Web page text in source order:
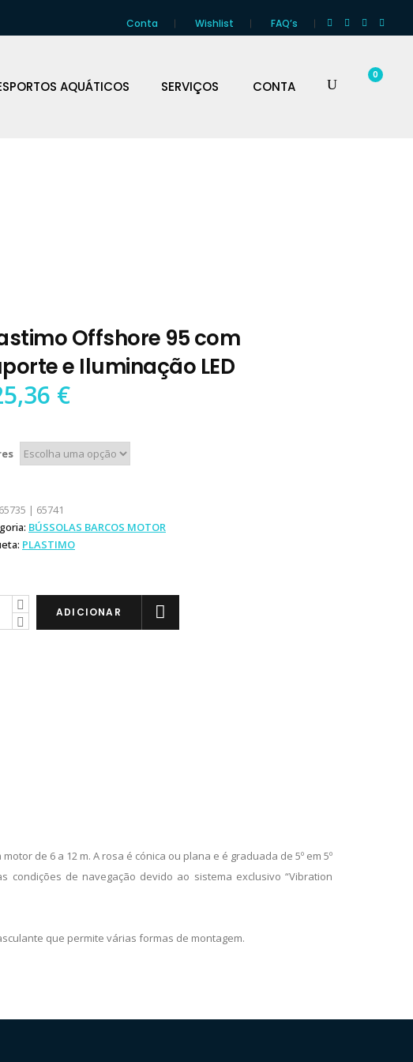
Conta Wishlist FAQ’s
AQUÁTICOS SERVIÇOS CONTA
0
Offshore 95 com
e Iluminação LED
€
65735 | 65741
BÚSSOLAS BARCOS MOTOR
PLASTIMO
ADICIONAR
de 6 a 12 m. A rosa é cónica ou plana e é graduada de 5º em 5º
condições de navegação devido ao sistema exclusivo “Vibration
que permite várias formas de montagem.